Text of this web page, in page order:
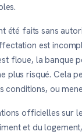
été faits sans
est
floue, la banque
plus risqué. Cela
conditions, ou
officielles sur
et du